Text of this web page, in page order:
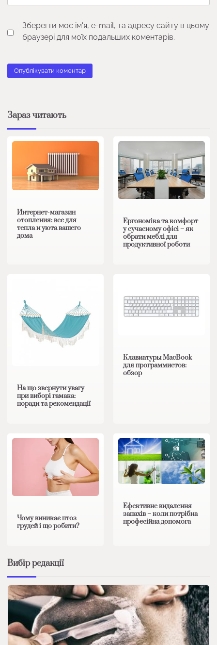
Зберегти моє ім'я, e-mail, та адресу сайту в цьому
браузері для моїх подальших коментарів.
Зараз читають
Интернет-магазин
отопления: все для
тепла и уюта вашего
дома
Ергономіка та комфорт
у сучасному офісі – як
обрати меблі для
продуктивної роботи
На що звернути увагу
при виборі гамака:
поради та рекомендації
Клавиатуры MacBook
для программистов:
обзор
Чому виникає птоз
грудей і що робити?
Ефективне видалення
запахів – коли потрібна
професійна допомога
Вибір редакції